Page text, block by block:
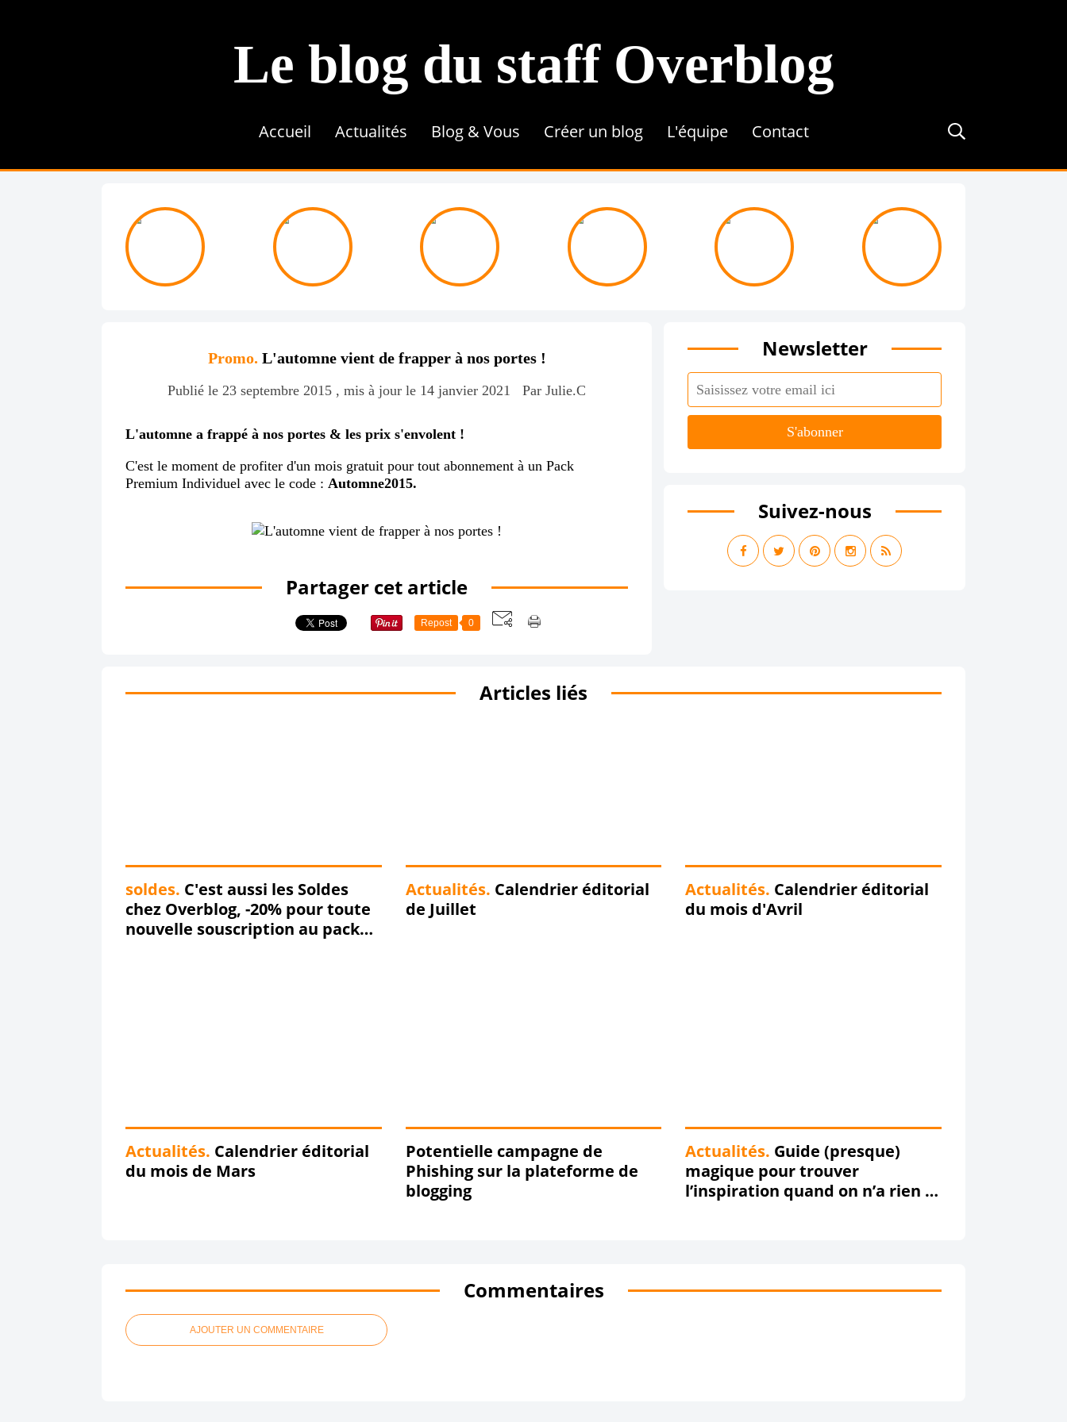
Le blog du staff Overblog
Accueil Actualités
Blog & Vous
Créer un blog
L'équipe
Contact
Promo. L'automne vient de frapper à nos portes !
Publié le 23 septembre 2015 , mis à jour le 14 janvier 2021 Par Julie.C
L'automne a frappé à nos portes & les prix s'envolent !
C'est le moment de profiter d'un mois gratuit pour tout abonnement à un Pack
Premium Individuel avec le code : Automne2015.
Partager cet article
Repost 0
Newsletter
Suivez-nous
Articles liés
soldes. C'est aussi les Soldes
chez Overblog, -20% pour toute
nouvelle souscription au pack
Actualités. Calendrier éditorial
de Juillet
Actualités. Calendrier éditorial
du mois d'Avril
Actualités. Calendrier éditorial
du mois de Mars
Potentielle campagne de
Phishing sur la plateforme de
blogging
Actualités. Guide (presque)
magique pour trouver
l’inspiration quand on n’a rien à
Commentaires
AJOUTER UN COMMENTAIRE